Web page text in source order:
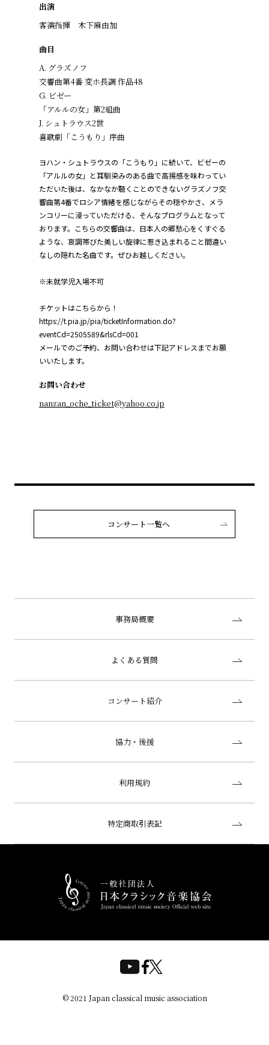
出演
客演指揮 木下麻由加
曲目
A. グラズノフ
交響曲第4番 変ホ長調 作品48
G. ビゼー
「アルルの女」第2組曲
J. シュトラウス2世
喜歌劇「こうもり」序曲
ヨハン・シュトラウスの「こうもり」に続いて、ビゼーの
「アルルの女」と耳馴染みのある曲で高揚感を味わってい
ただいた後は、なかなか聴くことのできないグラズノフ交
響曲第4番でロシア情緒を感じながらその穏やかさ、メラ
ンコリーに浸っていただける、そんなプログラムとなって
おります。こちらの交響曲は、日本人の郷愁心をくすぐる
ような、哀調帯びた美しい旋律に惹き込まれること間違い
なしの隠れた名曲です。ぜひお越しください。
※未就学児入場不可
チケットはこちらから！
https://t.pia.jp/pia/ticketInformation.do?
eventCd=2505589&rlsCd=001
メールでのご予約、お問い合わせは下記アドレスまでお願
いいたします。
お問い合わせ
nanzan_oche_ticket@yahoo.co.jp
コンサート一覧へ
事務局概要
よくある質問
コンサート紹介
協力・後援
利用規約
特定商取引表記
© 2021 Japan classical music association